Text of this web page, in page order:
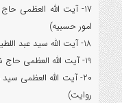
17- آیت الله العظمی
امور حسبیه)
18- آیت الله سید عبد اللطیف حسینی قرشی کوه کمره ای(نقل روایت)
19- آیت الله العظمی حاج شیخ عبدالله جوادی آملی (امور حسبیه)
20- آیت الله العظمی
روایت)